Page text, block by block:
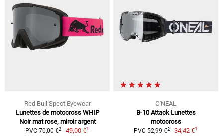
Red Bull Spect Eyewear
Lunettes de motocross WHIP
Noir mat rose, miroir argent
PVC 70,00 €2 49,00 €1
O'NEAL
B-10 Attack Lunettes
motocross
PVC 52,99 €2 34,42 €1